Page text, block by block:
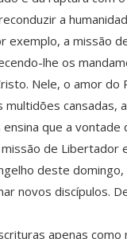
a
exemplo, a missão
lhe os
Nele, o amor
multidões
que a
de
deste
novos discípulos.
apenas